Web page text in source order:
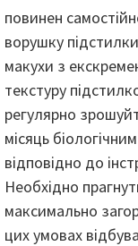
повинен
ворушку
макухи з
текстуру
регулярно
місяць
відповідно до
Необхідно
максимально
цих умовах